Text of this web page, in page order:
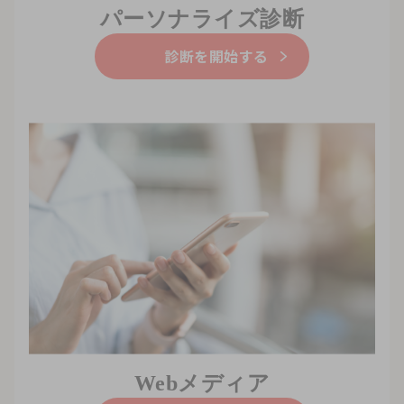
パーソナライズ診断
診断を開始する
Webメディア